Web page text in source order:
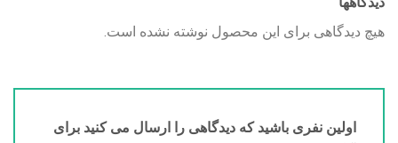
هیچ دیدگاهی برای این محصول نوشته نشده است.
اولین نفری باشید که دیدگاهی را ارسال می کنید برای